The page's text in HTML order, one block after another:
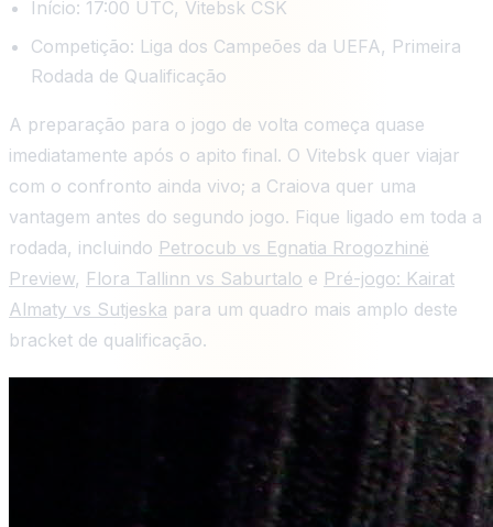
Início: 17:00 UTC, Vitebsk CSK
Competição: Liga dos Campeões da UEFA, Primeira
Rodada de Qualificação
A preparação para o jogo de volta começa quase
imediatamente após o apito final. O Vitebsk quer viajar
com o confronto ainda vivo; a Craiova quer uma
vantagem antes do segundo jogo. Fique ligado em toda a
rodada, incluindo Petrocub vs Egnatia Rrogozhinë
Preview, Flora Tallinn vs Saburtalo e Pré-jogo: Kairat
Almaty vs Sutjeska para um quadro mais amplo deste
bracket de qualificação.